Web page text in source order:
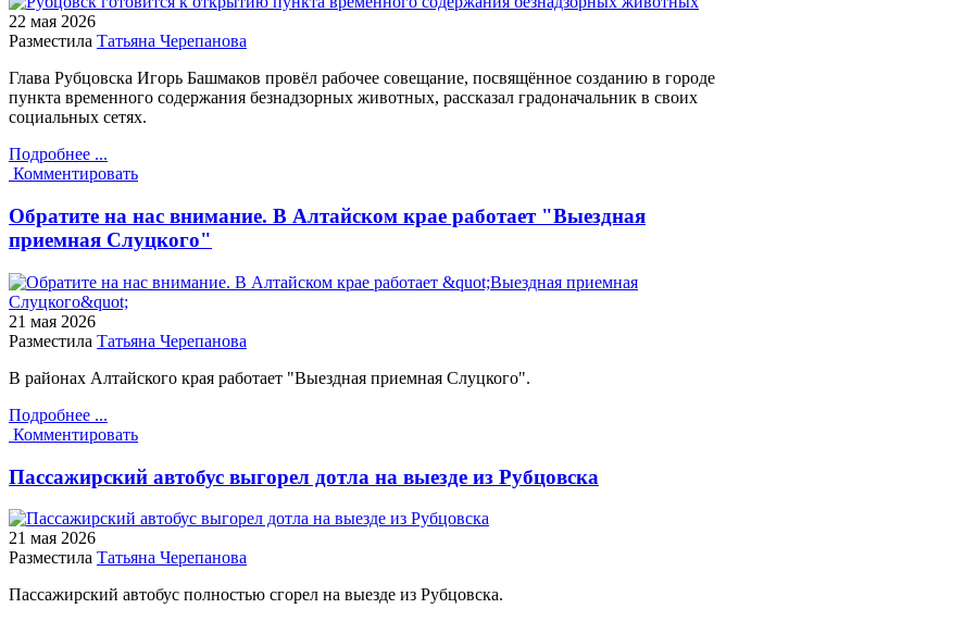
22 мая 2026
Разместила Татьяна Черепанова
Глава Рубцовска Игорь Башмаков провёл рабочее совещание, посвящённое созданию в городе
пункта временного содержания безнадзорных животных, рассказал градоначальник в своих
социальных сетях.
Подробнее ...
Комментировать
Обратите на нас внимание. В Алтайском крае работает "Выездная
приемная Слуцкого"
21 мая 2026
Разместила Татьяна Черепанова
В районах Алтайского края работает "Выездная приемная Слуцкого".
Подробнее ...
Комментировать
Пассажирский автобус выгорел дотла на выезде из Рубцовска
21 мая 2026
Разместила Татьяна Черепанова
Пассажирский автобус полностью сгорел на выезде из Рубцовска.